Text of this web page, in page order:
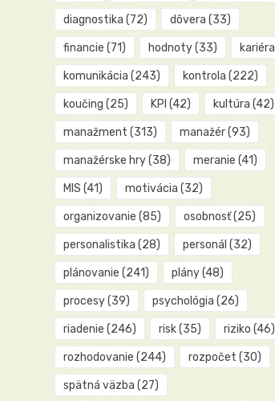
diagnostika (72) dôvera (33)
financie (71) hodnoty(33) kariéra
komunikácia (243) kontrola (222)
koučing (25) KPI (42) kultúra (42)
manažment (313) manažér(93)
manažérske hry(38) meranie (41)
MIS (41) motivácia (32)
organizovanie (85) osobnosť(25)
personalistika (28) personál (32)
plánovanie (241) plány(48)
procesy(39) psychológia (26)
riadenie (246) risk(35) riziko (46)
rozhodovanie (244) rozpočet (30)
spätná väzba (27)